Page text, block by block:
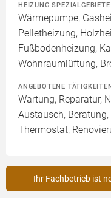
HEIZUNG SPEZIALGEBIETE
Wärmepumpe,
Pelletheizung,
Fußbodenheizung,
Wohnraumlüftung,
ANGEBOTENE
Wartung, Reparatur,
Austausch,
Thermostat,
Ihr Fachbetrieb ist